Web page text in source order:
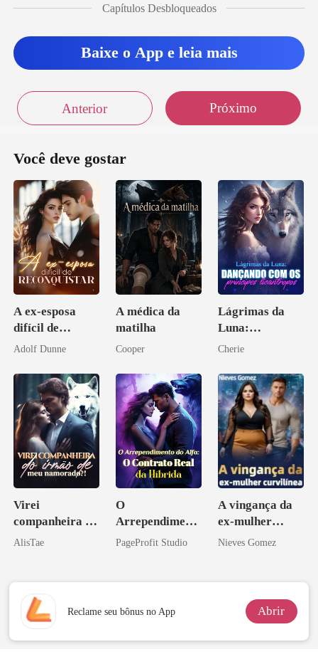
Capítulos Desbloqueados
Baixe o App e leia mais
Anterior Próximo
Você deve gostar
A ex-esposa
difícil de
reconquistar
Adolf Dunne
A médica da
matilha
Cooper
Lágrimas da
Luna:
Dançando com
licantropos
Cherie
Virei
companheira do
irmão de meu
AlisTae
O
Arrependiment
o do Alfa: O
PageProfit Studio
A vingança da
ex-mulher
curvilínea
Nieves Gomez
Reclame seu bônus no App Abrir